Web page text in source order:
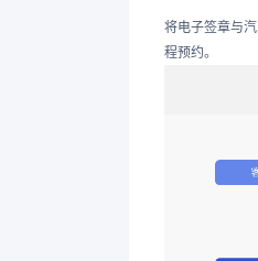
将电子签章与
程预约。